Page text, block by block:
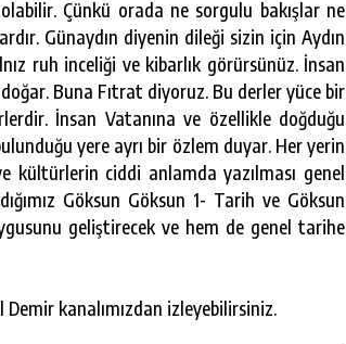
Çünkü orada ne sorgulu bakışlar ne
Günaydın diyenin dileği sizin için Aydın
ruh inceliği ve kibarlık görürsünüz. İnsan
Buna Fıtrat diyoruz. Bu derler yüce bir
İnsan Vatanına ve özellikle doğduğu
yere ayrı bir özlem duyar. Her yerin
kültürlerin ciddi anlamda yazılması genel
Göksun Göksun 1- Tarih ve Göksun
geliştirecek ve hem de genel tarihe
Demir kanalımızdan izleyebilirsiniz.
GÜNLÜK HABER AKIŞI
ÇEVRE DÜZENLEMESI.